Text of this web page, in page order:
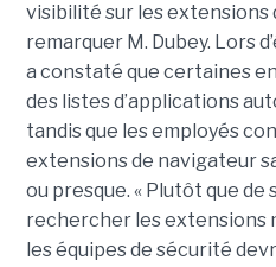
visibilité sur les extensions
remarquer M. Dubey. Lors
a constaté que certaines
des listes d’applications
tandis que les employés
extensions de navigateur
ou presque. « Plutôt que
rechercher les extensions
les équipes de sécurité